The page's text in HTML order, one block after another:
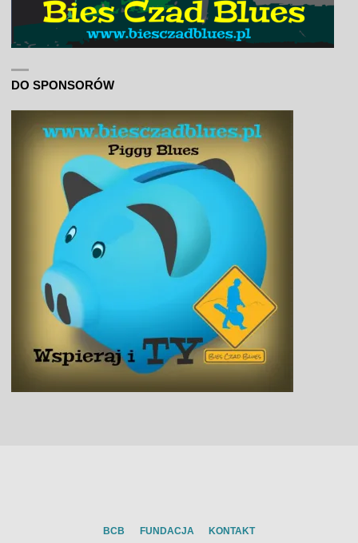
DO SPONSORÓW
BCB FUNDACJA KONTAKT